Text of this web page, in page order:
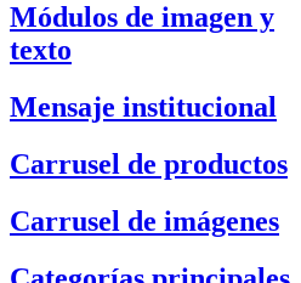
Módulos de imagen y
texto
Mensaje institucional
Carrusel de productos
Carrusel de imágenes